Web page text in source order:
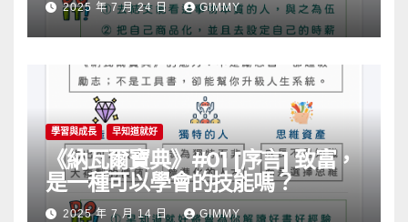
2025 年 7 月 24 日 GIMMY
學習與成長 早知道就好
《納瓦爾寶典》#01 [序言] 致富，
是一種可以學會的技能嗎？
2025 年 7 月 14 日 GIMMY